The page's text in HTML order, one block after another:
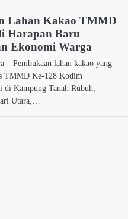
Lahan Kakao TMMD
Harapan Baru
Ekonomi Warga
– Pembukaan lahan kakao yang
TMMD Ke-128 Kodim
di Kampung Tanah Rubuh,
Utara,…